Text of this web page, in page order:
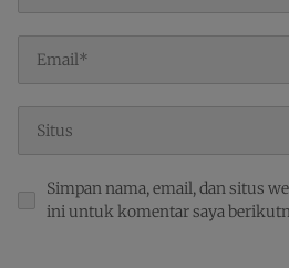
Simpan nama, email, dan situs
ini untuk komentar saya